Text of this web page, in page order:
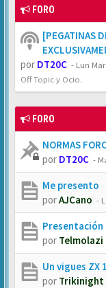
FORO
[PEGATINAS
por DT20C - Lun
Off Topic y Ocio.
FORO
NORMAS
por DT20C -
Me presento
porAJCano -
Presentación
por Telmolazi
Un vigues ZX
por Trikinight